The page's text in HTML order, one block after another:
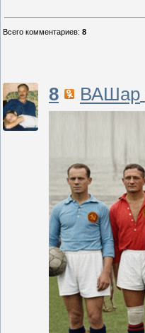
Всего комментариев: 8
8 ВАШар